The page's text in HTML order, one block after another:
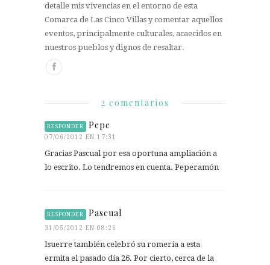
detalle mis vivencias en el entorno de esta
Comarca de Las Cinco Villas y comentar aquellos
eventos, principalmente culturales, acaecidos en
nuestros pueblos y dignos de resaltar.
2 comentarios
RESPONDER Pepe
07/06/2012 EN 17:31
Gracias Pascual por esa oportuna ampliación a
lo escrito. Lo tendremos en cuenta. Peperamón
RESPONDER Pascual
31/05/2012 EN 08:26
Isuerre también celebró su romería a esta
ermita el pasado día 26. Por cierto, cerca de la